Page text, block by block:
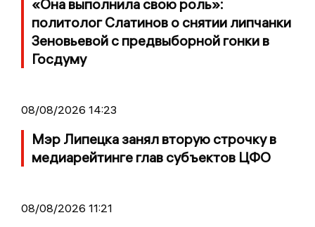
«Она выполнила свою роль»:
политолог Слатинов о снятии липчанки
Зеновьевой с предвыборной гонки в
Госдуму
08/08/2026 14:23
Мэр Липецка занял вторую строчку в
медиарейтинге глав субъектов ЦФО
08/08/2026 11:21